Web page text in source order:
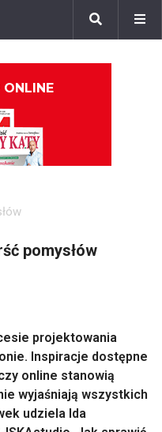
pomysłów
projektowania
Inspiracje dostępne
online stanowią
wyjaśniają wszystkich
udziela Ida